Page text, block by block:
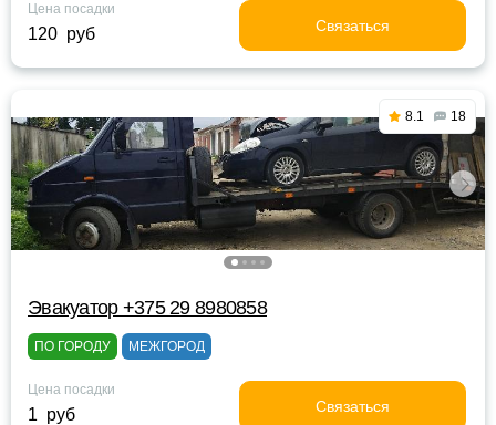
Цена посадки
120 руб Связаться
8.1 18
Эвакуатор +375 29 8980858
ПО ГОРОДУ МЕЖГОРОД
Цена посадки
1 руб Связаться